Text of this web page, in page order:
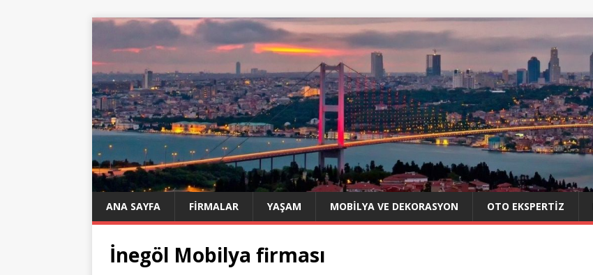
ANA SAYFA FIRMALAR YAŞAM MOBILYA VE DEKORASYON OTO EKSPERTIZ
İnegöl Mobilya firması